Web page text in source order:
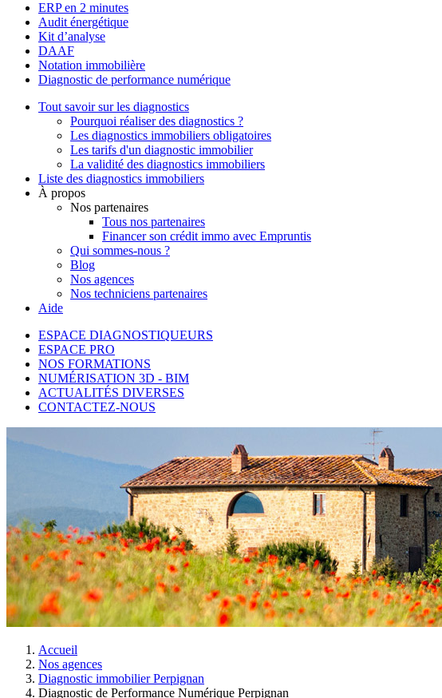
ERP en 2 minutes
Audit énergétique
Kit d’analyse
DAAF
Notation immobilière
Diagnostic de performance numérique
Tout savoir sur les diagnostics
Pourquoi réaliser des diagnostics ?
Les diagnostics immobiliers obligatoires
Les tarifs d'un diagnostic immobilier
La validité des diagnostics immobiliers
Liste des diagnostics immobiliers
À propos
Nos partenaires
Tous nos partenaires
Financer son crédit immo avec Empruntis
Qui sommes-nous ?
Blog
Nos agences
Nos techniciens partenaires
Aide
ESPACE DIAGNOSTIQUEURS
ESPACE PRO
NOS FORMATIONS
NUMÉRISATION 3D - BIM
ACTUALITÉS DIVERSES
CONTACTEZ-NOUS
Accueil
Nos agences
Diagnostic immobilier Perpignan
Diagnostic de Performance Numérique Perpignan